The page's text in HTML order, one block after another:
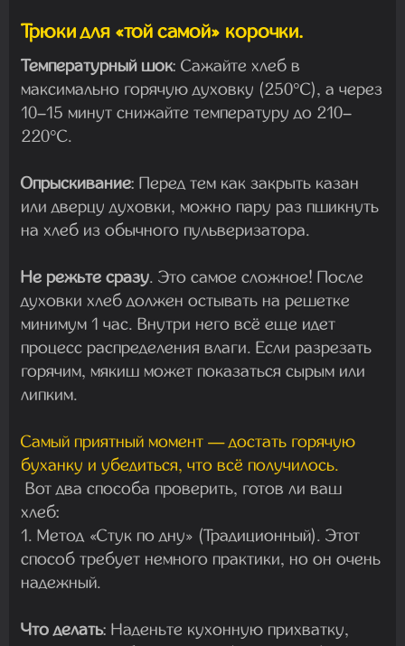
Трюки для «той самой» корочки.
Температурный шок: Сажайте хлеб в
максимально горячую духовку (250°C), а через
10–15 минут снижайте температуру до 210–
220°C.
Опрыскивание: Перед тем как закрыть казан
или дверцу духовки, можно пару раз пшикнуть
на хлеб из обычного пульверизатора.
Не режьте сразу. Это самое сложное! После
духовки хлеб должен остывать на решетке
минимум 1 час. Внутри него всё еще идет
процесс распределения влаги. Если разрезать
горячим, мякиш может показаться сырым или
липким.
Самый приятный момент — достать горячую
буханку и убедиться, что всё получилось.
Вот два способа проверить, готов ли ваш
хлеб:
1. Метод «Стук по дну» (Традиционный). Этот
способ требует немного практики, но он очень
надежный.
Что делать: Наденьте кухонную прихватку,